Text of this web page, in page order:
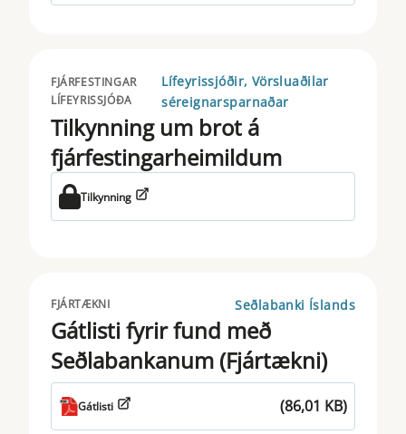
FJÁRFESTINGAR
LÍFEYRISSJÓÐA
Lífeyrissjóðir, Vörsluaðilar
séreignarsparnaðar
Tilkynning um brot á
fjárfestingarheimildum
Tilkynning
FJÁRTÆKNI Seðlabanki Íslands
Gátlisti fyrir fund með
Seðlabankanum (Fjártækni)
Gátlisti (86,01 KB)